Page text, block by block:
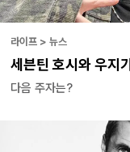
라이프 > 뉴스
세븐틴 호시와 우지
다음 주자는?